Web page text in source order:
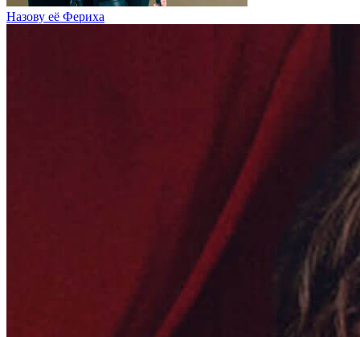
Назову её Фериха